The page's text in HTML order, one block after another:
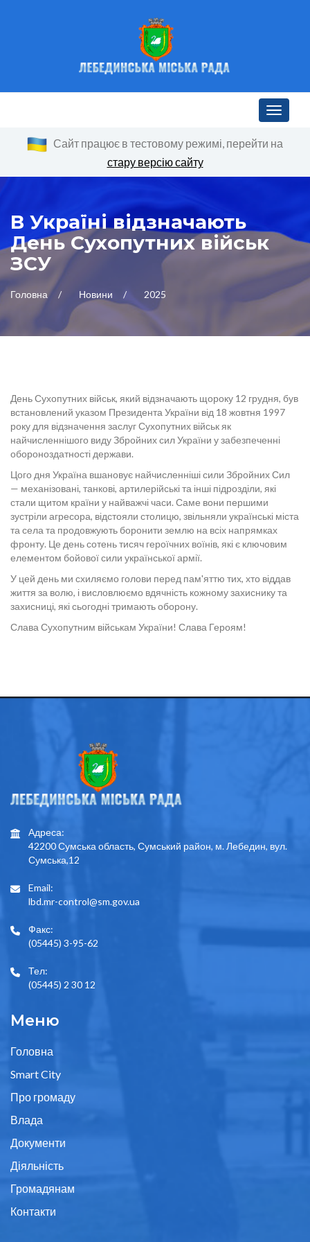
Toggle
Сайт працює в тестовому режимі, перейти на
стару версію сайту
В Україні відзначають
День Сухопутних військ
ЗСУ
Головна Новини 2025
День Сухопутних військ, який відзначають щороку 12 грудня, був
встановлений указом Президента України від 18 жовтня 1997
року для відзначення заслуг Сухопутних військ як
найчисленнішого виду Збройних сил України у забезпеченні
обороноздатності держави.
Цого дня Україна вшановує найчисленніші сили Збройних Сил
— механізовані, танкові, артилерійські та інші підрозділи, які
стали щитом країни у найважчі часи. Саме вони першими
зустріли агресора, відстояли столицю, звільняли українські міста
та села та продовжують боронити землю на всіх напрямках
фронту. Це день сотень тисяч героїчних воїнів, які є ключовим
елементом бойової сили української армії.
У цей день ми схиляємо голови перед пам'яттю тих, хто віддав
життя за волю, і висловлюємо вдячність кожному захиснику та
захисниці, які сьогодні тримають оборону.
Слава Сухопутним військам України! Слава Героям!
Адреса:
42200 Сумська область, Сумський район, м. Лебедин, вул.
Сумська,12
Email:
lbd.mr-control@sm.gov.ua
Факс:
(05445) 3-95-62
Тел:
(05445) 2 30 12
Меню
Головна
Smart City
Про громаду
Влада
Документи
Діяльність
Громадянам
Контакти